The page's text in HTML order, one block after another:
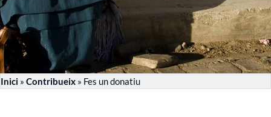
Inici » Contribueix » Fes un donatiu